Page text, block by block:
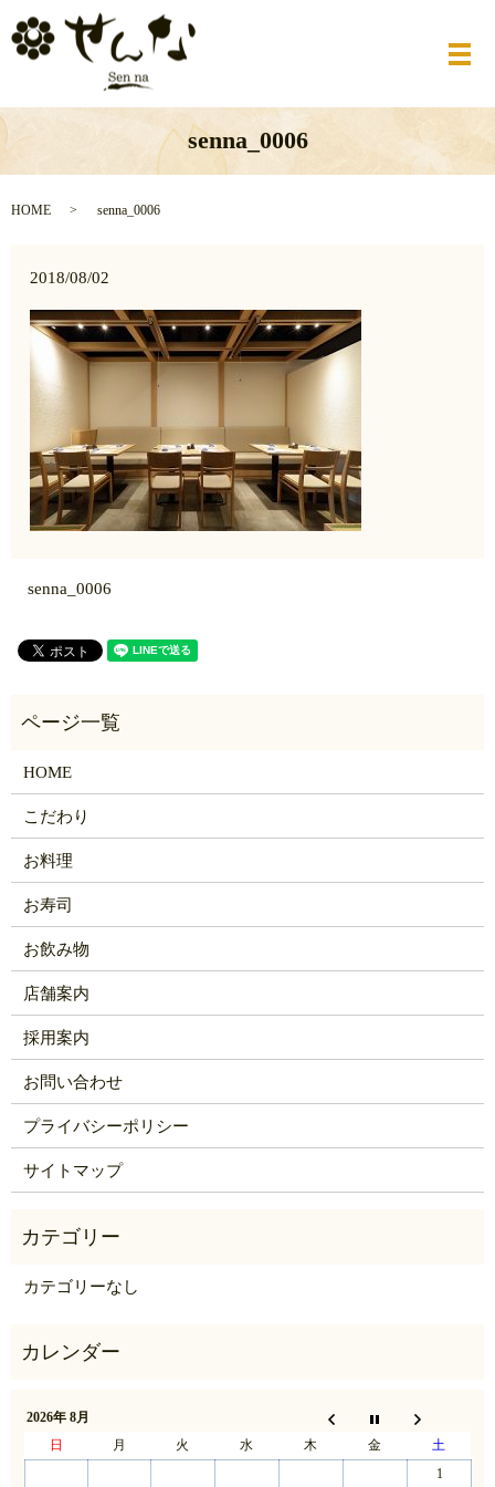
メ
senna_0006
HOME senna_0006
2018/08/02
senna_0006
HOME
こだわり
お料理
お寿司
お飲み物
店舗案内
採用案内
お問い合わせ
プライバシーポリシー
サイトマップ
カテゴリーなし
2026年 8月
日
月 火 水 木 金
土
1